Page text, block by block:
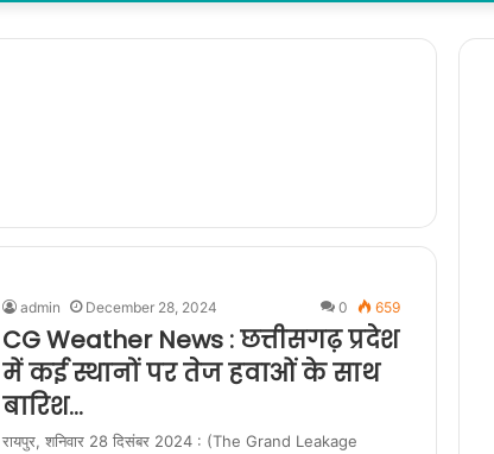
admin December 28, 2024 0 659
CG Weather News : छत्तीसगढ़ प्रदेश
में कई स्थानों पर तेज हवाओं के साथ
बारिश…
रायपुर, शनिवार 28 दिसंबर 2024 : (The Grand Leakage